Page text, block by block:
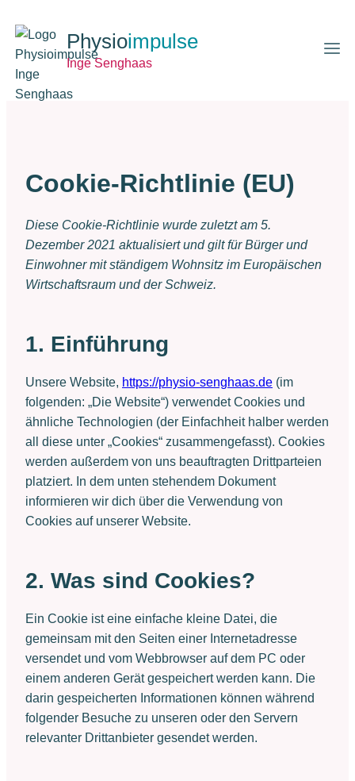
Inhalt
springen
Physioimpulse
Inge Senghaas
Cookie-Richtlinie (EU)
Diese Cookie-Richtlinie wurde zuletzt am 5.
Dezember 2021 aktualisiert und gilt für Bürger und
Einwohner mit ständigem Wohnsitz im Europäischen
Wirtschaftsraum und der Schweiz.
1. Einführung
Unsere Website, https://physio-senghaas.de (im
folgenden: „Die Website“) verwendet Cookies und
ähnliche Technologien (der Einfachheit halber werden
all diese unter „Cookies“ zusammengefasst). Cookies
werden außerdem von uns beauftragten Drittparteien
platziert. In dem unten stehendem Dokument
informieren wir dich über die Verwendung von
Cookies auf unserer Website.
2. Was sind Cookies?
Ein Cookie ist eine einfache kleine Datei, die
gemeinsam mit den Seiten einer Internetadresse
versendet und vom Webbrowser auf dem PC oder
einem anderen Gerät gespeichert werden kann. Die
darin gespeicherten Informationen können während
folgender Besuche zu unseren oder den Servern
relevanter Drittanbieter gesendet werden.